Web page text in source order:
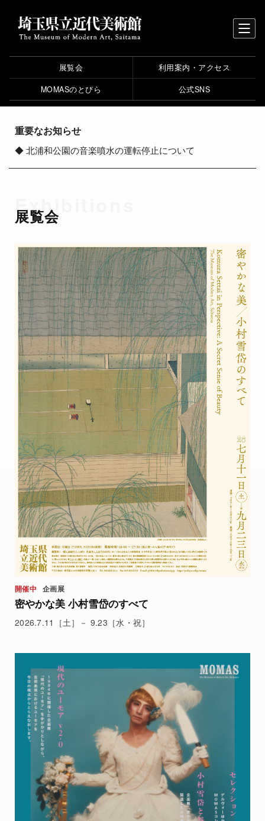
展覧会 利用案内・アクセス
MOMASのとびら 公式SNS
重要なお知らせ
◆北浦和公園の音楽噴水の運転停止について
Exhibitions
展覧会
開催中 企画展
密やかな美 小村雪岱のすべて
2026.7.11［土］－ 9.23［水・祝］